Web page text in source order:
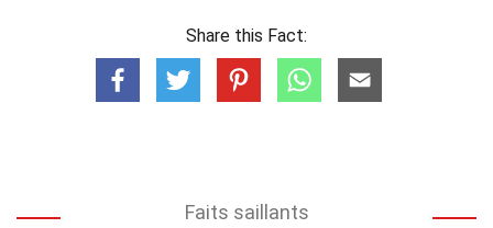
Share this Fact:
Faits saillants